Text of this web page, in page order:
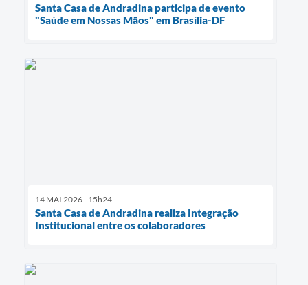
Santa Casa de Andradina participa de evento
"Saúde em Nossas Mãos" em Brasília-DF
14 MAI 2026 - 15h24
Santa Casa de Andradina realiza Integração
Institucional entre os colaboradores